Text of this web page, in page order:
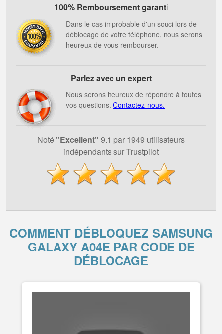
100% Remboursement garanti
Dans le cas improbable d'un souci lors de
déblocage de votre téléphone, nous serons
heureux de vous rembourser.
Parlez avec un expert
Nous serons heureux de répondre à toutes
vos questions. Contactez-nous.
Noté ''Excellent" 9.1 par 1949 utilisateurs
indépendants sur Trustpilot
COMMENT DÉBLOQUEZ SAMSUNG
GALAXY A04E PAR CODE DE
DÉBLOCAGE